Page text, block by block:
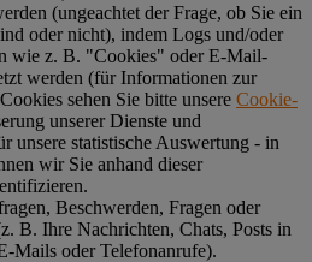
(ungeachtet der Frage, ob Sie ein
oder nicht), indem Logs und/oder
wie z. B. "Cookies" oder E-Mail-
werden (für Informationen zur
sehen Sie bitte unsere Cookie-
unserer Dienste und
unsere statistische Auswertung - in
wir Sie anhand dieser
Beschwerden, Fragen oder
B. Ihre Nachrichten, Chats, Posts in
Mails oder Telefonanrufe).